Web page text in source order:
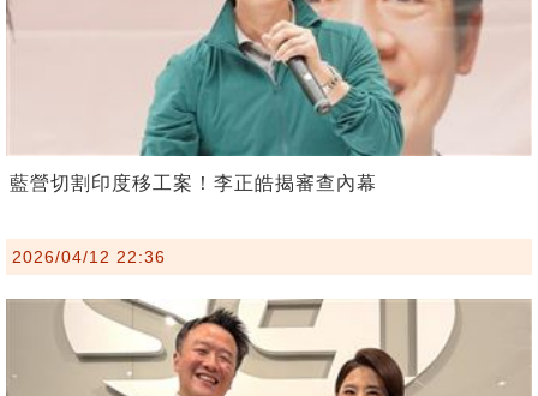
藍營切割印度移工案！李正皓揭審查內幕
2026/04/12 22:36